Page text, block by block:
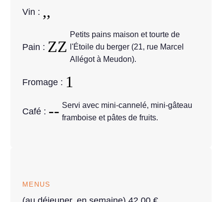
Vin :
Pain :
Petits pains maison et tourte de
l'Étoile du berger (21, rue Marcel
Allégot à Meudon).
Fromage :
Café :
Servi avec mini-cannelé, mini-gâteau
framboise et pâtes de fruits.
MENUS